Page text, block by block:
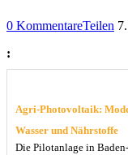
0 KommentareTeilen
:
Agri-Photovoltaik:
Wasser und Nährstoffe
Die Pilotanlage in